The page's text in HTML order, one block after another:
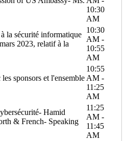
10:30
AM
la sécurité informatique
2023, relatif à la
10:30
AM -
10:55
AM
sponsors et l'ensemble
10:55
AM -
11:25
AM
Hamid
& French- Speaking
11:25
AM -
11:45
AM